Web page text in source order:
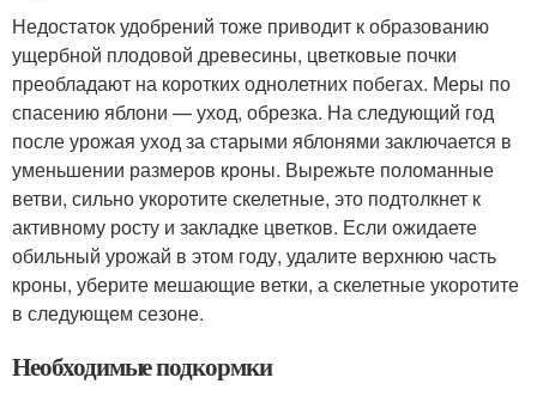
Недостаток удобрений тоже приводит к образованию
ущербной плодовой древесины, цветковые почки
преобладают на коротких однолетних побегах. Меры по
спасению яблони — уход, обрезка. На следующий год
после урожая уход за старыми яблонями заключается в
уменьшении размеров кроны. Вырежьте поломанные
ветви, сильно укоротите скелетные, это подтолкнет к
активному росту и закладке цветков. Если ожидаете
обильный урожай в этом году, удалите верхнюю часть
кроны, уберите мешающие ветки, а скелетные укоротите
в следующем сезоне.
Необходимые подкормки